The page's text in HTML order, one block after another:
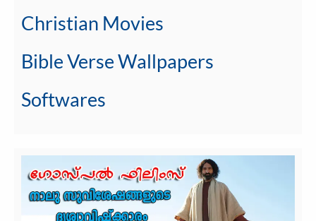
Christian Movies
Bible Verse Wallpapers
Softwares